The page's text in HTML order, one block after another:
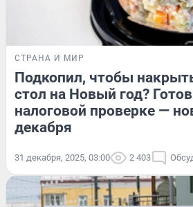
СТРАНА И МИР
Подкопил, чтобы
стол на Новый год?
налоговой проверке —
декабря
31 декабря, 2025, 03:00 2 403